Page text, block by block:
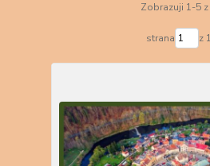
Zobrazuji 1-5 z
strana z 1